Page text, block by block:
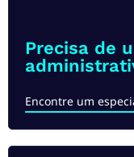
Precisa de
Encontre um